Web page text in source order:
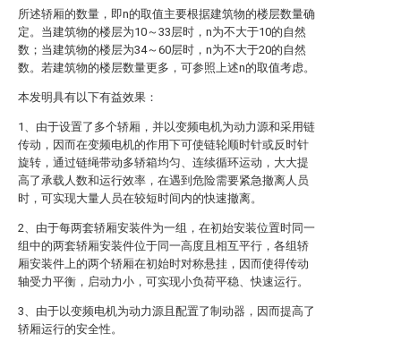
所述轿厢的数量，即n的取值主要根据建筑物的楼层数量确
定。当建筑物的楼层为10～33层时，n为不大于10的自然
数；当建筑物的楼层为34～60层时，n为不大于20的自然
数。若建筑物的楼层数量更多，可参照上述n的取值考虑。
本发明具有以下有益效果：
1、由于设置了多个轿厢，并以变频电机为动力源和采用链
传动，因而在变频电机的作用下可使链轮顺时针或反时针
旋转，通过链绳带动多轿箱均匀、连续循环运动，大大提
高了承载人数和运行效率，在遇到危险需要紧急撤离人员
时，可实现大量人员在较短时间内的快速撤离。
2、由于每两套轿厢安装件为一组，在初始安装位置时同一
组中的两套轿厢安装件位于同一高度且相互平行，各组轿
厢安装件上的两个轿厢在初始时对称悬挂，因而使得传动
轴受力平衡，启动力小，可实现小负荷平稳、快速运行。
3、由于以变频电机为动力源且配置了制动器，因而提高了
轿厢运行的安全性。